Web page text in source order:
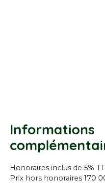
Informations
Honoraires inclus de 5%
Prix hors honoraires 170